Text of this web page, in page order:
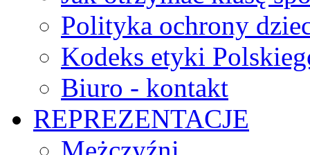
Polityka ochrony
Kodeks etyki
Biuro - kontakt
REPREZENTACJE